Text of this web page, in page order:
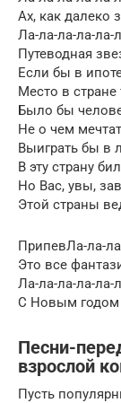
Ах, как далеко
Ла-ла-ла-ла-ла-
Путеводная
Если бы в
Место в стране
Было бы
Не о чем
Выиграть бы в
В эту страну
Но Вас, увы,
Этой страны
ПрипевЛа-ла-
Это все
Ла-ла-ла-ла-ла-
С Новым годом
Песни-
взрослой
Пусть